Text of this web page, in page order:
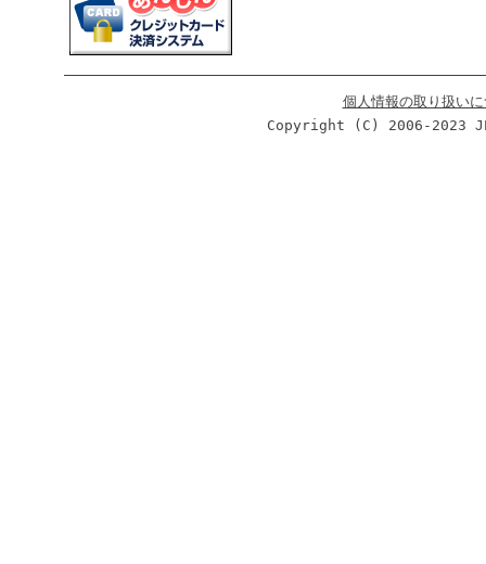
個人情報の取り扱い
Copyright (C) 2006-2023